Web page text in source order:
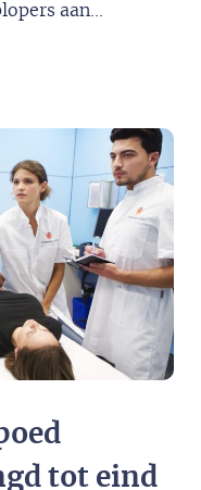
aan...
tot eind